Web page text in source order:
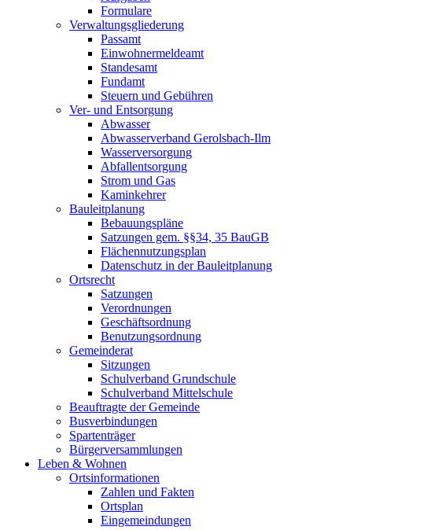
Formulare
Verwaltungsgliederung
Passamt
Einwohnermeldeamt
Standesamt
Fundamt
Steuern und Gebühren
Ver- und Entsorgung
Abwasser
Abwasserverband Gerolsbach-Ilm
Wasserversorgung
Abfallentsorgung
Strom und Gas
Kaminkehrer
Bauleitplanung
Bebauungspläne
Satzungen gem. §§34, 35 BauGB
Flächennutzungsplan
Datenschutz in der Bauleitplanung
Ortsrecht
Satzungen
Verordnungen
Geschäftsordnung
Benutzungsordnung
Gemeinderat
Sitzungen
Schulverband Grundschule
Schulverband Mittelschule
Beauftragte der Gemeinde
Busverbindungen
Spartenträger
Bürgerversammlungen
Leben & Wohnen
Ortsinformationen
Zahlen und Fakten
Ortsplan
Eingemeindungen